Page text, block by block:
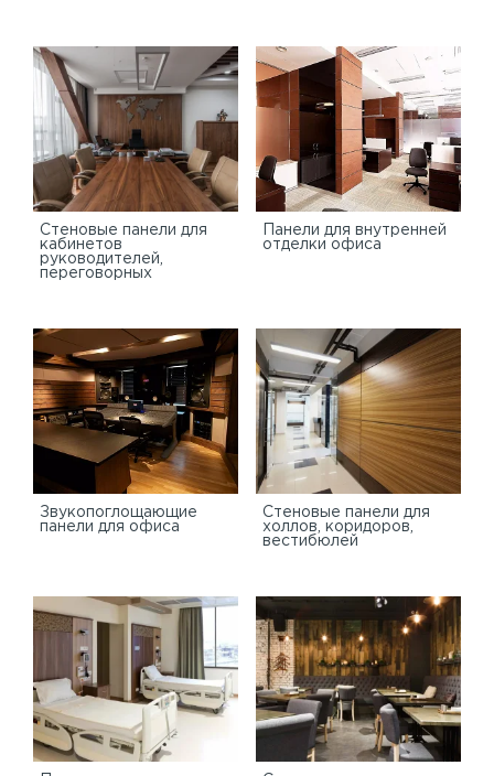
Стеновые панели для
кабинетов
руководителей,
переговорных
Панели для внутренней
отделки офиса
Звукопоглощающие
панели для офиса
Стеновые панели для
холлов, коридоров,
вестибюлей